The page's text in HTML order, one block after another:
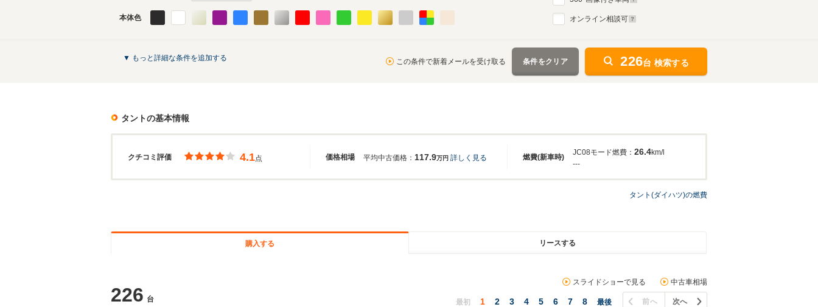
本体色 オンライン相談可
▼ もっと詳細な条件を追加する この条件で新着メールを受け取る 条件をクリア 226台 検索する
タントの基本情報
クチコミ評価 価格相場 燃費(新車時)
4.1点 平均中古価格： 117.9万円 詳しく見る
JC08モード燃費： 26.4km/l
---
タント(ダイハツ)の燃費
購入する リースする
226 台
スライドショーで見る 中古車相場
最初 1 2 3 4 5 6 7 8 最後 前へ 次へ